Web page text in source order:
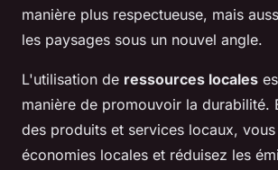
manière plus respectueuse, mais
les paysages sous un nouvel angle.
L'utilisation de ressources locales
manière de promouvoir la durabilité.
des produits et services locaux,
économies locales et réduisez les